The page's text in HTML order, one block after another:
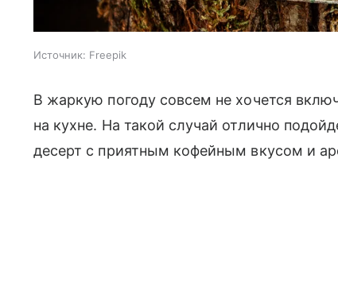
Источник: Freepik
В жаркую погоду совсем не хочется
на кухне. На такой случай отлично
десерт с приятным кофейным вкусом и